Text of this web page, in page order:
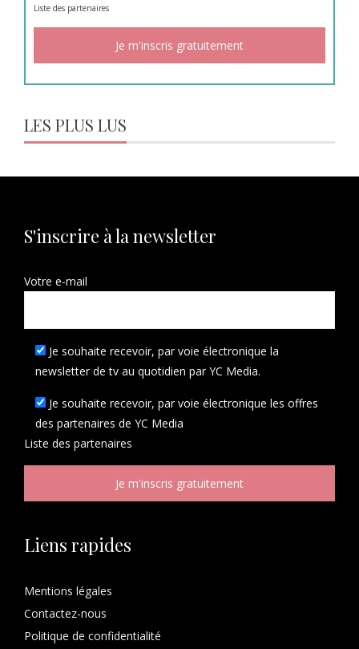
Liste des partenaires
LES PLUS LUS
S'inscrire à la newsletter
Votre e-mail
Je souhaite recevoir, par voie électronique la
newsletter de tv au quotidien par YC Media.
Je souhaite recevoir, par voie électronique les offres
des partenaires de YC Media
Liste des partenaires
Liens rapides
Mentions légales
Contactez-nous
Politique de confidentialité